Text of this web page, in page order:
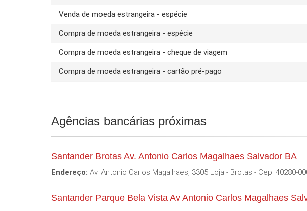
Venda de moeda estrangeira - espécie
Compra de moeda estrangeira - espécie
Compra de moeda estrangeira - cheque de viagem
Compra de moeda estrangeira - cartão pré-pago
Agências bancárias próximas
Santander Brotas Av. Antonio Carlos Magalhaes Salvador BA
Endereço: Av. Antonio Carlos Magalhaes, 3305 Loja - Brotas - Cep: 40280-
Santander Parque Bela Vista Av Antonio Carlos Magalhaes